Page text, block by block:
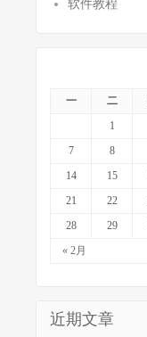
软件教程
一 二
« 2月
1
7
8
14
15
21
22
28
29
近期文章